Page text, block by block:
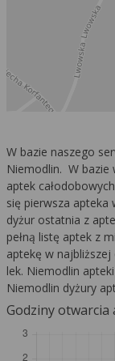
W bazie naszego
Niemodlin. W bazie
aptek
się pierwsza apteka
dyżur ostatnia z
pełną listę aptek z
aptekę w
lek. Niemodlin
Niemodlin dyżury
Godziny